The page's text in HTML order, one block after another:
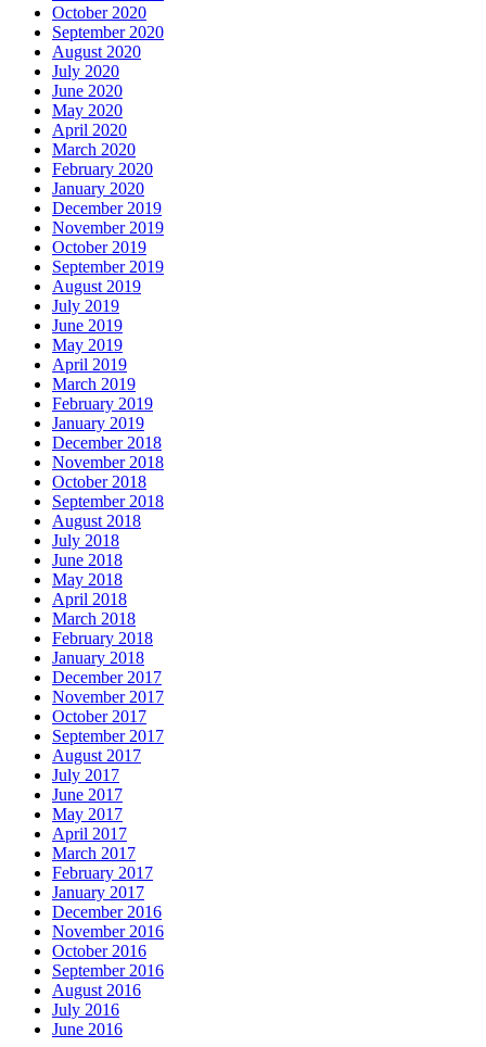
October 2020
September 2020
August 2020
July 2020
June 2020
May 2020
April 2020
March 2020
February 2020
January 2020
December 2019
November 2019
October 2019
September 2019
August 2019
July 2019
June 2019
May 2019
April 2019
March 2019
February 2019
January 2019
December 2018
November 2018
October 2018
September 2018
August 2018
July 2018
June 2018
May 2018
April 2018
March 2018
February 2018
January 2018
December 2017
November 2017
October 2017
September 2017
August 2017
July 2017
June 2017
May 2017
April 2017
March 2017
February 2017
January 2017
December 2016
November 2016
October 2016
September 2016
August 2016
July 2016
June 2016